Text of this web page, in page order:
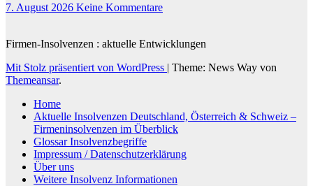
7. August 2026 Keine Kommentare
Firmen-Insolvenzen : aktuelle Entwicklungen
Mit Stolz präsentiert von WordPress | Theme: News Way von
Themeansar.
Home
Aktuelle Insolvenzen Deutschland, Österreich & Schweiz –
Firmeninsolvenzen im Überblick
Glossar Insolvenzbegriffe
Impressum / Datenschutzerklärung
Über uns
Weitere Insolvenz Informationen